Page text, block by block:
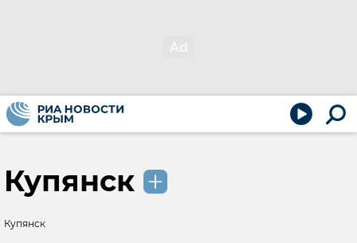
Купянск
Купянск